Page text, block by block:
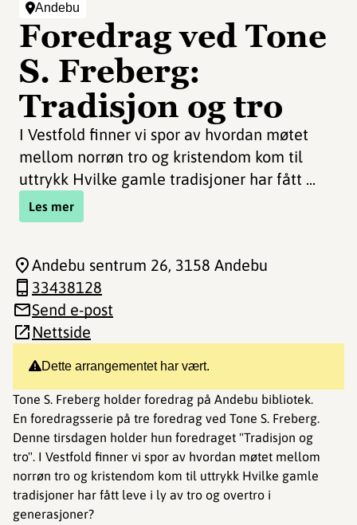
Andebu
Foredrag ved Tone
S. Freberg:
Tradisjon og tro
I Vestfold finner vi spor av hvordan møtet
mellom norrøn tro og kristendom kom til
uttrykk Hvilke gamle tradisjoner har fått ...
Les mer
Dette arrangementet har vært.
Tone S. Freberg holder foredrag på Andebu bibliotek.
En foredragsserie på tre foredrag ved Tone S. Freberg.
Denne tirsdagen holder hun foredraget "Tradisjon og
tro". I Vestfold finner vi spor av hvordan møtet mellom
norrøn tro og kristendom kom til uttrykk Hvilke gamle
tradisjoner har fått leve i ly av tro og overtro i
generasjoner?
Andebu sentrum 26, 3158 Andebu
33438128
Send e-post
Nettside